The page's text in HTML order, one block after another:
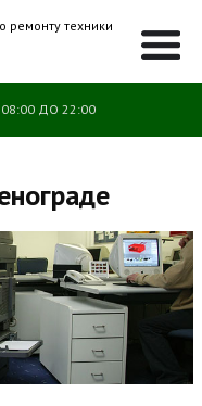
ремонту техники
ДО 22:00